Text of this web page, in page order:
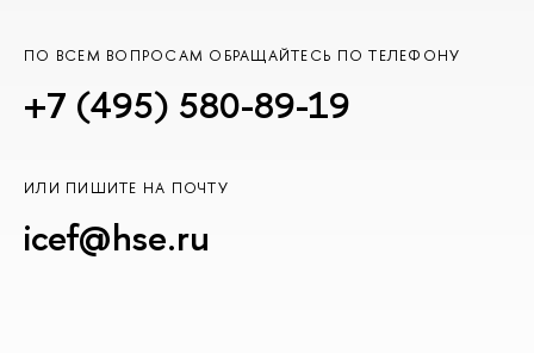
ПО ВСЕМ ВОПРОСАМ ОБРАЩАЙТЕСЬ ПО ТЕЛЕФОНУ
+7 (495) 580-89-19
ИЛИ ПИШИТЕ НА ПОЧТУ
icef@hse.ru